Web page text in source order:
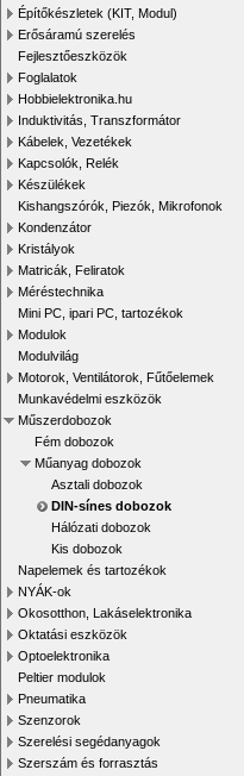
Építőkészletek (KIT, Modul)
Erősáramú szerelés
Fejlesztőeszközök
Foglalatok
Hobbielektronika.hu
Induktivitás, Transzformátor
Kábelek, Vezetékek
Kapcsolók, Relék
Készülékek
Kishangszórók, Piezók, Mikrofonok
Kondenzátor
Kristályok
Matricák, Feliratok
Méréstechnika
Mini PC, ipari PC, tartozékok
Modulok
Modulvilág
Motorok, Ventilátorok, Fűtőelemek
Munkavédelmi eszközök
Műszerdobozok
Fém dobozok
Műanyag dobozok
Asztali dobozok
DIN-sínes dobozok
Hálózati dobozok
Kis dobozok
Napelemek és tartozékok
NYÁK-ok
Okosotthon, Lakáselektronika
Oktatási eszközök
Optoelektronika
Peltier modulok
Pneumatika
Szenzorok
Szerelési segédanyagok
Szerszám és forrasztás